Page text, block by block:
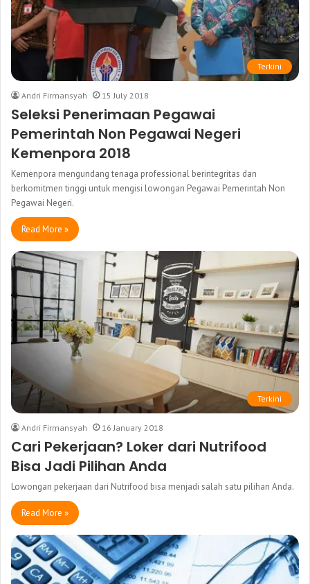
Terkini
Andri Firmansyah 15 July 2018
Seleksi Penerimaan Pegawai
Pemerintah Non Pegawai Negeri
Kemenpora 2018
Kemenpora mengundang tenaga professional berintegritas dan
berkomitmen tinggi untuk mengisi lowongan Pegawai Pemerintah Non
Pegawai Negeri.
Read More »
Terkini
Andri Firmansyah 16 January 2018
Cari Pekerjaan? Loker dari Nutrifood
Bisa Jadi Pilihan Anda
Lowongan pekerjaan dari Nutrifood bisa menjadi salah satu pilihan Anda.
Read More »